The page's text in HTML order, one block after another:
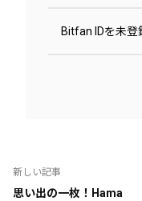
Bitfan IDを未登
新しい記事
思い出の一枚！Hama